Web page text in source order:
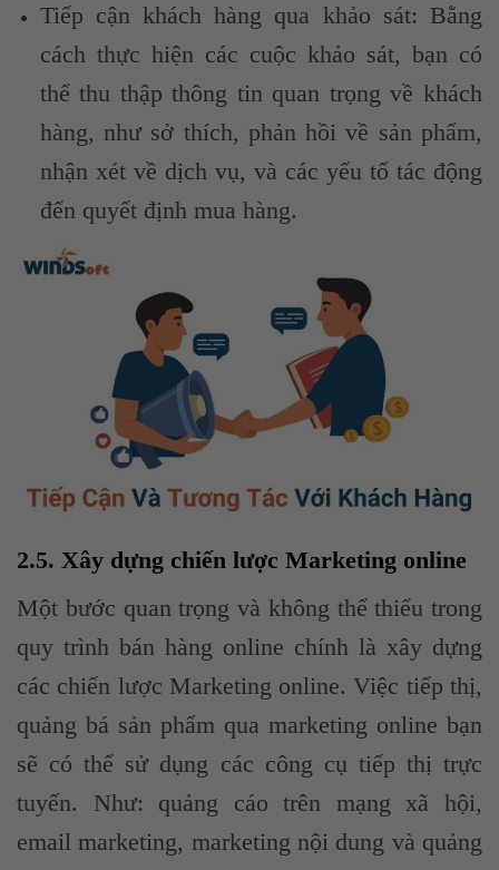
Tiếp cận khách hàng qua khảo sát: Bằng
cách thực hiện các cuộc khảo sát, bạn có
thể thu thập thông tin quan trọng về khách
hàng, như sở thích, phản hồi về sản phẩm,
nhận xét về dịch vụ, và các yếu tố tác động
đến quyết định mua hàng.
2.5. Xây dựng chiến lược Marketing online
Một bước quan trọng và không thể thiếu trong
quy trình bán hàng online chính là xây dựng
các chiến lược Marketing online. Việc tiếp thị,
quảng bá sản phẩm qua marketing online bạn
sẽ có thể sử dụng các công cụ tiếp thị trực
tuyến. Như: quảng cáo trên mạng xã hội,
email marketing, marketing nội dung và quảng